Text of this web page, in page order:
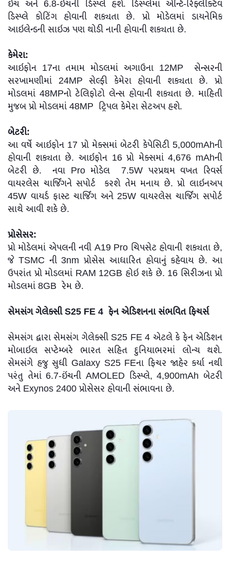
ઇંચ અને 6.8-ઇંચની ડિસ્પ્લે હશે. ડિસ્પ્લેમાં એન્ટિ-રિફ્લેક્ટિવ
ડિસ્પ્લે કોટિંગ હોવાની શક્યતા છે. પ્રો મોડેલમાં ડાયનેમિક
આઇલેન્ડની સાઇઝ પણ થોડી નાની હોવાની શક્યતા છે.
કેમેરા:
આઇફોન 17ના તમામ મોડલમાં અગાઉના 12MP સેન્સરની
સરખામણીમાં 24MP સેલ્ફી કેમેરા હોવાની શક્યતા છે. પ્રો
મોડલમાં 48MPનો ટેલિફોટો લેન્સ હોવાની શક્યતા છે. માહિતી
મુજબ પ્રો મોડલમાં 48MP ટ્રિપલ કેમેરા સેટઅપ હશે.
બેટરી:
આ વર્ષે આઇફોન 17 પ્રો મેક્સમાં બેટરી કેપેસિટી 5,000mAhની
હોવાની શક્યતા છે. આઇફોન 16 પ્રો મેક્સમાં 4,676 mAhની
બેટરી છે. નવા Pro મોડેલ 7.5W પરપ્રથમ વખત રિવર્સ
વાયરલેસ ચાર્જિંગને સપોર્ટ કરશે તેમ મનાય છે. પ્રો લાઇનઅપ
45W વાયર્ડ ફાસ્ટ ચાર્જિંગ અને 25W વાયરલેસ ચાર્જિંગ સપોર્ટ
સાથે આવી શકે છે.
પ્રોસેસર:
પ્રો મોડેલમાં એપલની નવી A19 Pro ચિપસેટ હોવાની શક્યતા છે,
જે TSMC ની 3nm પ્રોસેસ આધારિત હોવાનું કહેવાય છે. આ
ઉપરાંત પ્રો મોડલમાં RAM 12GB હોઇ શકે છે. 16 સિરીઝના પ્રો
મોડલમાં 8GB રેમ છે.
સેમસંગ ગેલેક્સી S25 FE 4 ફેન એડિશનના સંભવિત ફિચર્સ
સેમસંગ દ્વારા સેમસંગ ગેલેક્સી S25 FE 4 એટલે કે ફેન એડિશન
મોબાઇલ સપ્ટેમ્બરે ભારત સહિત દુનિયાભરમાં લોન્ચ થશે.
સેમસંગે હજુ સુધી Galaxy S25 FEના ફિચર જાહેર કર્યા નથી
પરંતુ તેમાં 6.7-ઇંચની AMOLED ડિસ્પ્લે, 4,900mAh બેટરી
અને Exynos 2400 પ્રોસેસર હોવાની સંભાવના છે.